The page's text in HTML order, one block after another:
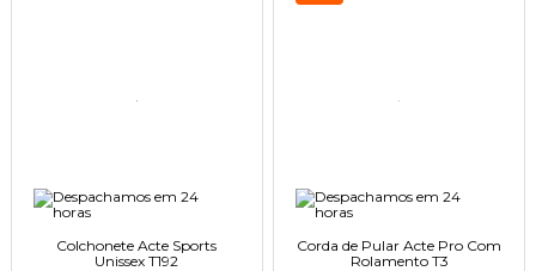
Colchonete Acte Sports
Unissex T192
Corda de Pular Acte Pro Com
Rolamento T3